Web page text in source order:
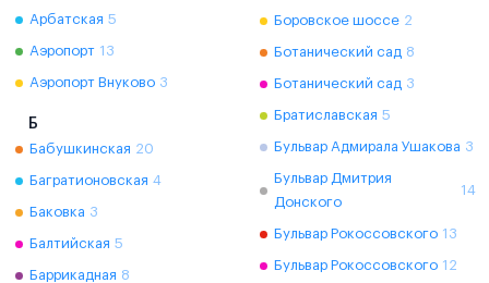
Арбатская 5
Аэропорт 13
Аэропорт Внуково 3
Б
Бабушкинская 20
Багратионовская 4
Баковка 3
Балтийская 5
Баррикадная 8
Боровское шоссе 2
Ботанический сад 8
Ботанический сад 3
Братиславская 5
Бульвар Адмирала Ушакова 3
Бульвар Дмитрия
Донского
14
Бульвар Рокоссовского 13
Бульвар Рокоссовского 12